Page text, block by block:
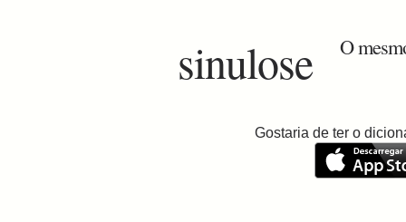
sinulose O
Gostaria de ter o